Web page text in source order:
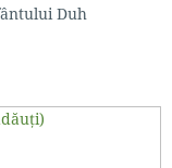
Duh